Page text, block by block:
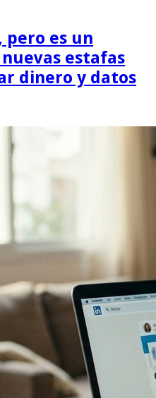
pero es un
estafas
dinero y datos